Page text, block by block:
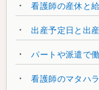
看護師の産休と
出産予定日と出
パートや派遣で
看護師のマタハ